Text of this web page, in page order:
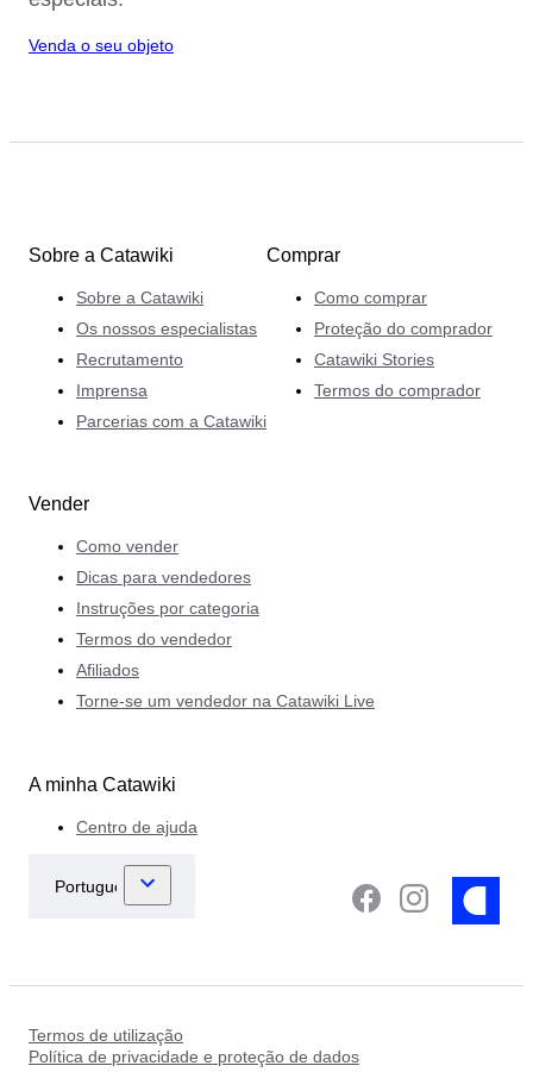
Venda o seu objeto
Sobre a Catawiki
Sobre a Catawiki
Os nossos especialistas
Recrutamento
Imprensa
Parcerias com a Catawiki
Comprar
Como comprar
Proteção do comprador
Catawiki Stories
Termos do comprador
Vender
Como vender
Dicas para vendedores
Instruções por categoria
Termos do vendedor
Afiliados
Torne-se um vendedor na Catawiki Live
A minha Catawiki
Centro de ajuda
Termos de utilização
Política de privacidade e proteção de dados